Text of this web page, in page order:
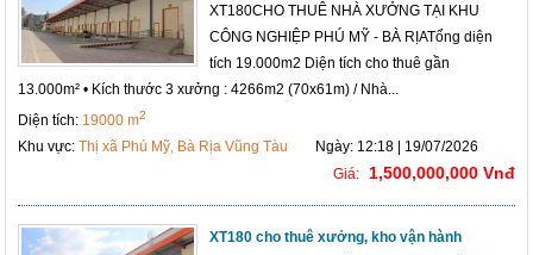
XT180CHO THUÊ NHÀ XƯỞNG TẠI KHU
CÔNG NGHIỆP PHÚ MỸ - BÀ RỊATổng diện
tích 19.000m2 Diện tích cho thuê gần
13.000m² • Kích thước 3 xưởng : 4266m2 (70x61m) / Nhà...
Diện tích: 19000 m2
Khu vực:Thị xã Phú Mỹ, Bà Rịa Vũng Tàu
Ngày: 12:18 | 19/07/2026
Giá:
1,500,000,000 Vnđ
XT180 cho thuê xưởng, kho vận hành